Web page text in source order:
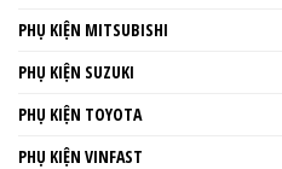
PHỤ KIỆN MITSUBISHI
PHỤ KIỆN SUZUKI
PHỤ KIỆN TOYOTA
PHỤ KIỆN VINFAST